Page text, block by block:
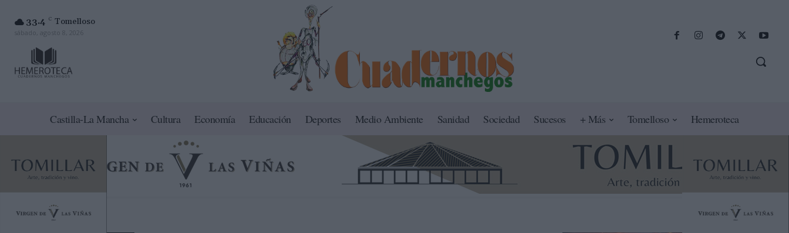
33.4 C Tomelloso
sábado, agosto 8, 2026
Castilla-La Mancha Cultura Economía Educación Deportes Medio Ambiente Sanidad Sociedad Sucesos + Más Tomelloso Hemeroteca